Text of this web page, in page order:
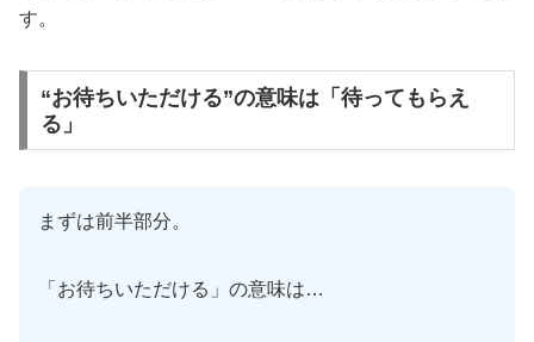
す。
“お待ちいただける”の意味は「待ってもらえ
る」
まずは前半部分。
「お待ちいただける」の意味は…